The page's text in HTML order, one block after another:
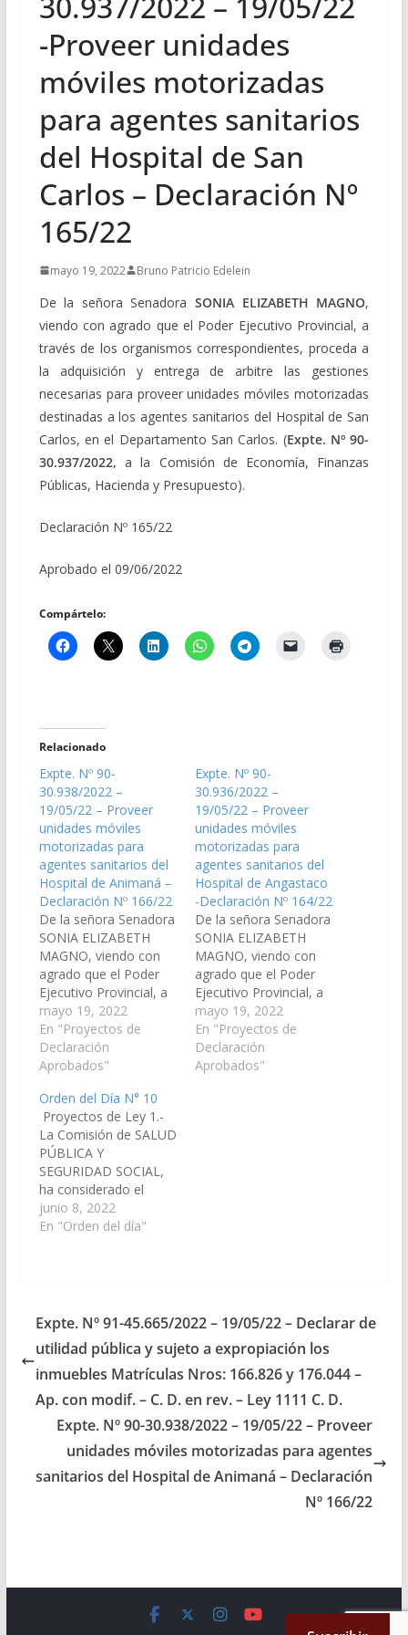
-Proveer unidades
móviles motorizadas
para agentes sanitarios
del Hospital de San
Carlos – Declaración Nº
165/22
mayo 19, 2022 Bruno Patricio Edelein
De la señora Senadora SONIA ELIZABETH MAGNO,
viendo con agrado que el Poder Ejecutivo Provincial, a
través de los organismos correspondientes, proceda a
la adquisición y entrega de arbitre las gestiones
necesarias para proveer unidades móviles motorizadas
destinadas a los agentes sanitarios del Hospital de San
Carlos, en el Departamento San Carlos. (Expte. Nº 90-
30.937/2022, a la Comisión de Economía, Finanzas
Públicas, Hacienda y Presupuesto).
Declaración Nº 165/22
Aprobado el 09/06/2022
Compártelo:
Relacionado
Expte. Nº 90-
30.938/2022 –
19/05/22 – Proveer
unidades móviles
motorizadas para
agentes sanitarios del
Hospital de Animaná –
Declaración Nº 166/22
De la señora Senadora
SONIA ELIZABETH
MAGNO, viendo con
agrado que el Poder
Ejecutivo Provincial, a
través de los
organismos
correspondientes,
proceda a la
de unidades móviles
motorizadas
destinadas a los
agentes sanitarios del
área operativa
correspondiente al
Hospital de Animaná,
en el departamento de
mayo 19, 2022
En "Proyectos de
Declaración
Aprobados"
Expte. Nº 90-
30.936/2022 –
19/05/22 – Proveer
unidades móviles
motorizadas para
agentes sanitarios del
Hospital de Angastaco
-Declaración Nº 164/22
De la señora Senadora
SONIA ELIZABETH
MAGNO, viendo con
agrado que el Poder
Ejecutivo Provincial, a
través de los
organismos
correspondientes
proceda a la
mayo 19, 2022
En "Proyectos de
Declaración
Aprobados"
Orden del Día N° 10
Proyectos de Ley 1.-
La Comisión de SALUD
PÚBLICA Y
SEGURIDAD SOCIAL,
ha considerado el
Proyecto de Ley del
señor Senador
desfavorables y Áreas
de Frontera”
(PROSAR); en la órbita
del Ministerio de Salud
Pública de…
junio 8, 2022
En "Orden del día"
Expte. Nº 91-45.665/2022 – 19/05/22 – Declarar de
utilidad pública y sujeto a expropiación los
inmuebles Matrículas Nros: 166.826 y 176.044 –
Ap. con modif. – C. D. en rev. – Ley 1111 C. D.
Expte. Nº 90-30.938/2022 – 19/05/22 – Proveer
unidades móviles motorizadas para agentes
sanitarios del Hospital de Animaná – Declaración
Nº 166/22